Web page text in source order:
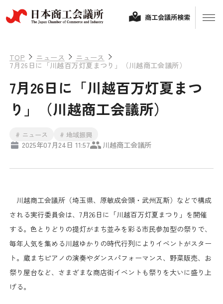
経営相談
保険・共済
検定試験
ビジネス交流
政策提言
調査・研究
日本商工会議所とは
組織概要
商工会議所検索
TOP ニュース ニュース
7月26日に「川越百万灯夏まつり」（川越商工会議所）
7月26日に「川越百万灯夏まつ
り」（川越商工会議所）
# ニュース # 地域振興
2025年07月24日 11:57 川越商工会議所
川越商工会議所（埼玉県、原敏成会頭・武州瓦斯）などで構成
される実行委員会は、7月26日に「川越百万灯夏まつり」を開催
する。色とりどりの提灯がまち並みを彩る市民参加型の祭りで、
毎年人気を集める川越ゆかりの時代行列によりイベントがスター
ト。蔵まちピアノの演奏やダンスパフォーマンス、野菜販売、お
祭り屋台など、さまざまな商店街イベントも祭りを大いに盛り上
げる。